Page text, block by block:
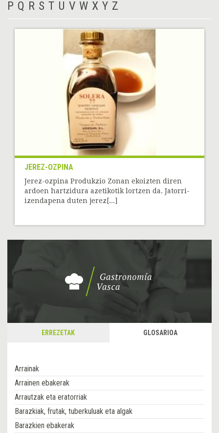
P Q R S T U V W X Y Z
JEREZ-OZPINA
Jerez-ozpina Produkzio Zonan ekoizten diren
ardoen hartzidura azetikotik lortzen da. Jatorri-
izendapena duten jerez[...]
ERREZETAK GLOSARIOA
Arrainak
Arrainen ebakerak
Arrautzak eta eratorriak
Barazkiak, frutak, tuberkuluak eta algak
Barazkien ebakerak